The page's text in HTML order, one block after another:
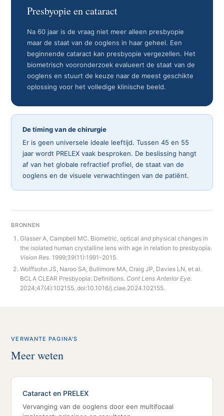
Presbyopie en cataract
Na 60 jaar is de vraag niet meer alleen presbyopie
maar de staat van de ooglens in haar geheel. Een
beginnende cataract kan presbyopie vergezellen. Het
biometrisch vooronderzoek evalueert de staat van de
ooglens en stuurt de keuze naar de meest geschikte
oplossing voor het volledige klinische beeld.
De timing van de chirurgie
Er is geen universele ideale leeftijd. Tussen 45 en 55
jaar wordt PRELEX vaak besproken. De beslissing hangt
af van het globale refractief profiel, de staat van de
ooglens en de visuele verwachtingen van de patiënt.
BRONNEN
Glasser A, Campbell MC. Biometric, optical and physical changes in
the isolated human crystalline lens with age in relation to presbyopia.
Vision Res. 1999;39(11):1991-2015.
Wolffsohn JS, Naroo SA, Bullimore MA, Craig JP, Davies LN, et al.
BCLA CLEAR Presbyopia: Definitions. Cont Lens Anterior Eye.
2024;47(4):102155. doi:10.1016/j.clae.2024.102155.
VERWANTE PAGINA'S
Meer weten
Cataract en PRELEX
Vervanging van de ooglens door een multifocaal